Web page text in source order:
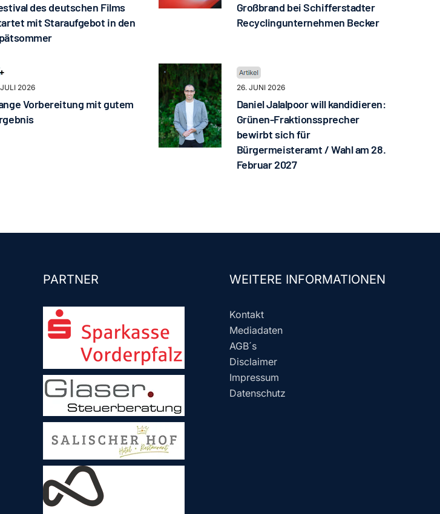
des deutschen Films
mit Staraufgebot in den
Großbrand bei Schifferstadter
Recyclingunternehmen Becker
2026
Vorbereitung mit gutem
26. JUNI 2026
Daniel Jalalpoor will kandidieren:
Grünen-Fraktionssprecher
bewirbt sich für
Bürgermeisteramt / Wahl am 28.
Februar 2027
PARTNER WEITERE INFORMATIONEN
Kontakt
Mediadaten
AGB´s
Disclaimer
Impressum
Datenschutz